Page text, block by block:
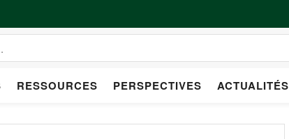
RESSOURCES PERSPECTIVES ACTUALITÉS